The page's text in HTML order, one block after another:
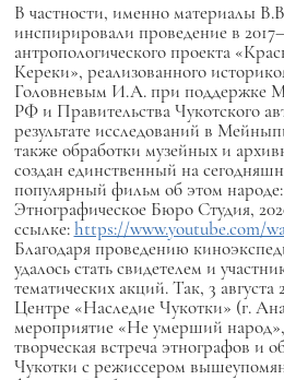
В частности, именно материалы
инспирировали проведение в
антропологического проекта
Кереки», реализованного
Головневым И.А. при поддержке
РФ и Правительства Чукотского
результате исследований в
также обработки музейных и
создан единственный на
популярный фильм об этом
Этнографическое Бюро Студия,
ссылке:https://www.youtube.com/
Благодаря проведению
удалось стать свидетелем и
тематических акций. Так, 3 августа
Центре «Наследие Чукотки» (г.
мероприятие «Не умерший
творческая встреча этнографов и
Чукотки с режиссером